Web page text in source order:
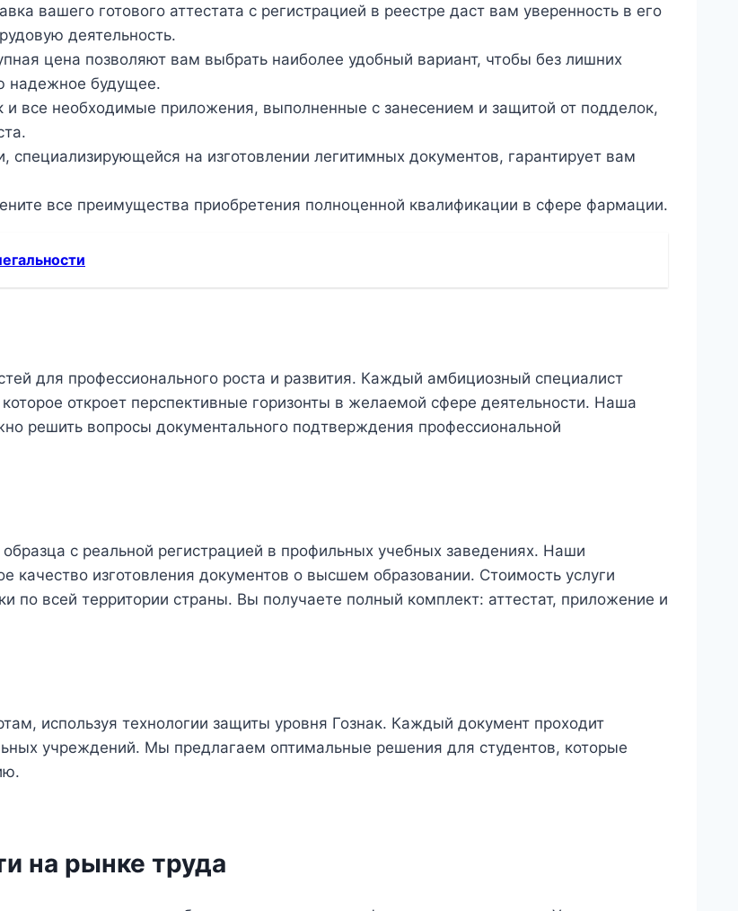
вашего готового аттестата с регистрацией в реестре даст вам уверенность в его
деятельность.
цена позволяют вам выбрать наиболее удобный вариант, чтобы без лишних
надежное будущее.
и все необходимые приложения, выполненные с занесением и защитой от подделок,
на изготовлении легитимных документов, гарантирует вам
все преимущества приобретения полноценной квалификации в сфере фармации.
для профессионального роста и развития. Каждый амбициозный специалист
откроет перспективные горизонты в желаемой сфере деятельности. Наша
решить вопросы документального подтверждения профессиональной
с реальной регистрацией в профильных учебных заведениях. Наши
качество изготовления документов о высшем образовании. Стоимость услуги
по всей территории страны. Вы получаете полный комплект: аттестат, приложение и
используя технологии защиты уровня Гознак. Каждый документ проходит
учреждений. Мы предлагаем оптимальные решения для студентов, которые
на рынке труда